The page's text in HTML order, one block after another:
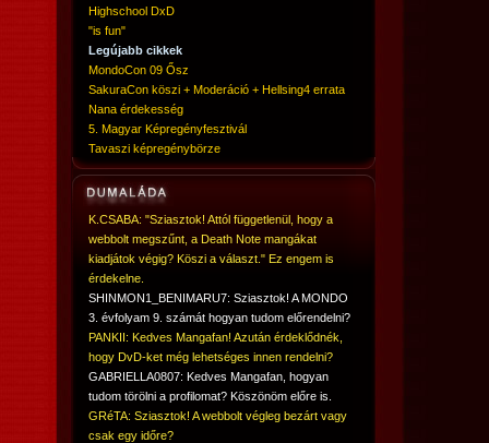
Highschool DxD
"is fun"
Legújabb cikkek
MondoCon 09 Ősz
SakuraCon köszi + Moderáció + Hellsing4 errata
Nana érdekesség
5. Magyar Képregényfesztivál
Tavaszi képregénybörze
K.CSABA: "Sziasztok! Attól függetlenül, hogy a
webbolt megszűnt, a Death Note mangákat
kiadjátok végig? Köszi a választ." Ez engem is
érdekelne.
SHINMON1_BENIMARU7: Sziasztok! A MONDO
3. évfolyam 9. számát hogyan tudom előrendelni?
PANKII: Kedves Mangafan! Azután érdeklődnék,
hogy DvD-ket még lehetséges innen rendelni?
GABRIELLA0807: Kedves Mangafan, hogyan
tudom törölni a profilomat? Köszönöm előre is.
GRéTA: Sziasztok! A webbolt végleg bezárt vagy
csak egy időre?